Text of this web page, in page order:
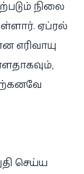
நிலை
ஏப்ரல்
எரிவாயு
செய்ய